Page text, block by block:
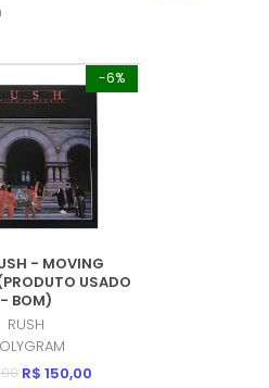
-6%
- MOVING
USADO
- BOM)
RUSH
R$ 150,00